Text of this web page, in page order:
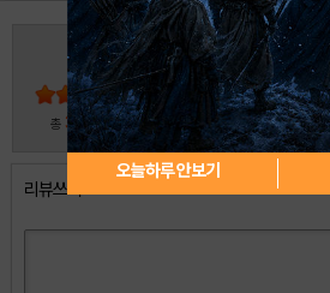
3
총 30 명 참여
1
리뷰쓰기
오늘하루 안보기